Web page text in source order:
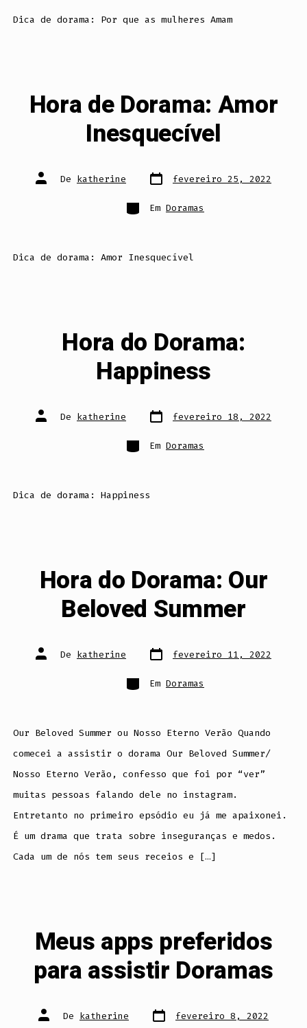
Dica de dorama: Por que as mulheres Amam
Hora de Dorama: Amor
Inesquecível
Autor
do De katherine Data
do
fevereiro 25, 2022
Categorias
Em Doramas
Dica de dorama: Amor Inesquecível
Hora do Dorama:
Happiness
Autor
do De katherine Data
do
fevereiro 18, 2022
Categorias
Em Doramas
Dica de dorama: Happiness
Hora do Dorama: Our
Beloved Summer
Autor
do De katherine Data
do
fevereiro 11, 2022
Categorias
Em Doramas
Our Beloved Summer ou Nosso Eterno Verão Quando
comecei a assistir o dorama Our Beloved Summer/
Nosso Eterno Verão, confesso que foi por “ver”
muitas pessoas falando dele no instagram.
Entretanto no primeiro epsódio eu já me apaixonei.
É um drama que trata sobre inseguranças e medos.
Cada um de nós tem seus receios e […]
Meus apps preferidos
para assistir Doramas
Autor
do De katherine Data
do
fevereiro 8, 2022